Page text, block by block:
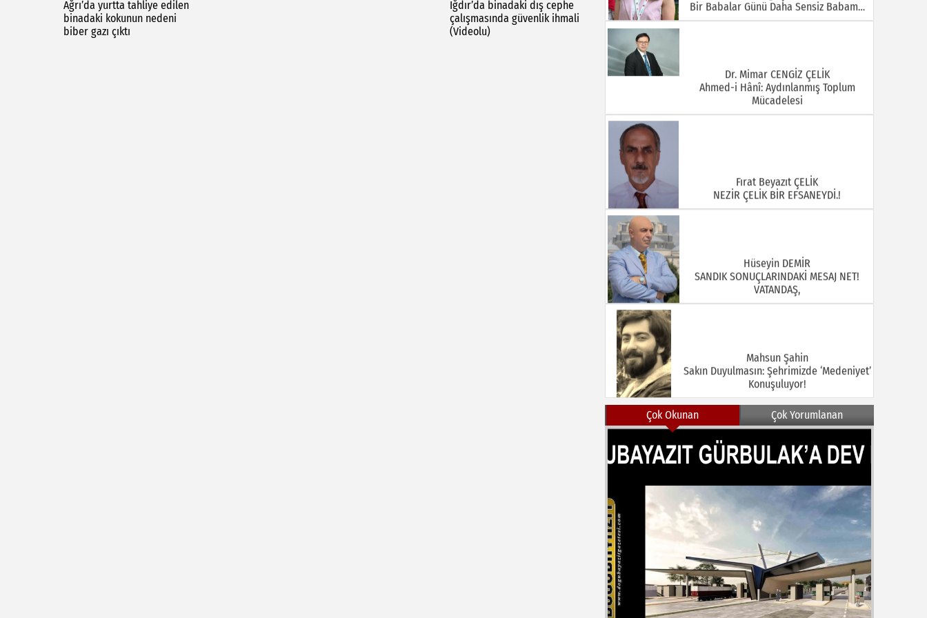
Ağrı’da yurtta tahliye edilen
binadaki kokunun nedeni
biber gazı çıktı
Iğdır’da binadaki dış cephe
çalışmasında güvenlik ihmali
(Videolu)
Bir Babalar Günü Daha Sensiz Babam…
Dr. Mimar CENGİZ ÇELİK
Ahmed-i Hânî: Aydınlanmış Toplum
Mücadelesi
Fırat Beyazıt ÇELİK
NEZİR ÇELİK BİR EFSANEYDİ.!
Hüseyin DEMİR
SANDIK SONUÇLARINDAKİ MESAJ NET!
VATANDAŞ,
Mahsun Şahin
Sakın Duyulmasın: Şehrimizde ‘Medeniyet’
Konuşuluyor!
MEHMET KOÇ
DOĞUBAYAZIT ASLINDA BİR İNANÇ
NEZİR ÇELİK
DOĞUBAYAZIT’TA KUŞLAR VE İNSANLAR
Çok Okunan Çok Yorumlanan